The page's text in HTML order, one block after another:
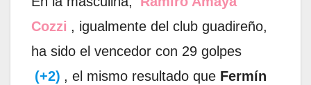
Cozzi , igualmente del club guadireño,
ha sido el vencedor con 29 golpes
(+2) , el mismo resultado que Fermín